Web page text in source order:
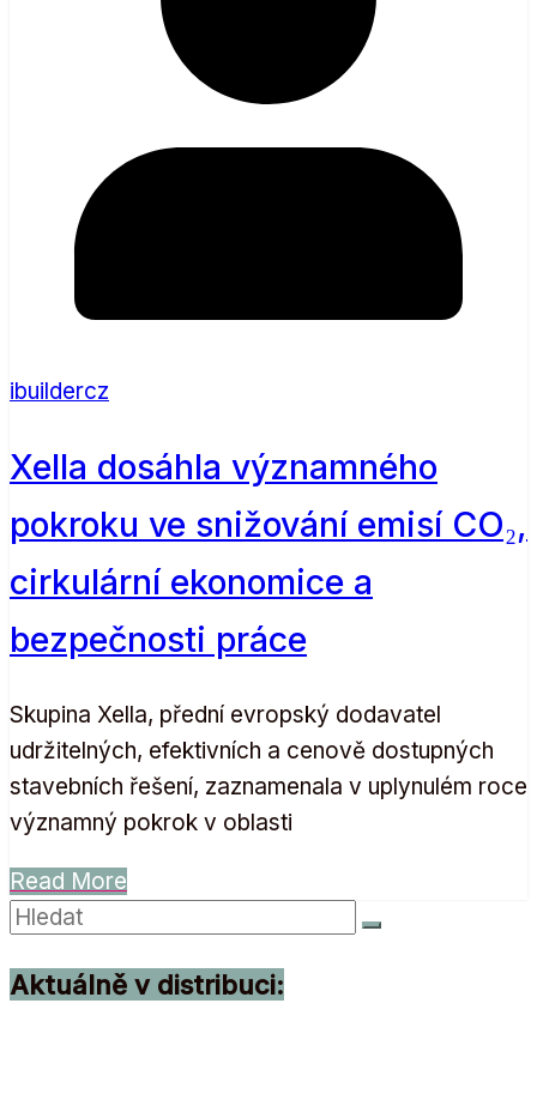
ibuildercz
Xella dosáhla významného
pokroku ve snižování emisí CO₂,
cirkulární ekonomice a
bezpečnosti práce
Skupina Xella, přední evropský dodavatel
udržitelných, efektivních a cenově dostupných
stavebních řešení, zaznamenala v uplynulém roce
významný pokrok v oblasti
Read More
Aktuálně v distribuci: